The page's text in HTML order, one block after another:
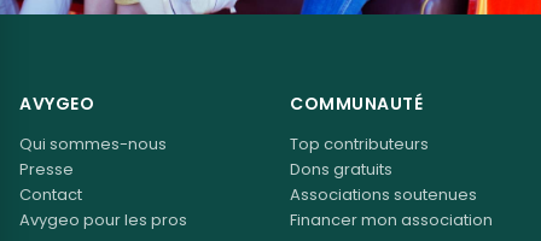
AVYGEO
Qui sommes-nous
Presse
Contact
Avygeo pour les pros
COMMUNAUTÉ
Top contributeurs
Dons gratuits
Associations soutenues
Financer mon association